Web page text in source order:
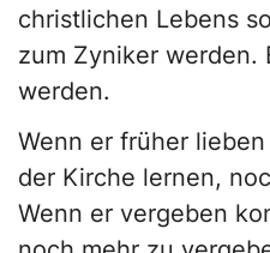
christlichen Lebens
zum Zyniker werden.
werden.
Wenn er früher
der Kirche lernen,
Wenn er vergeben